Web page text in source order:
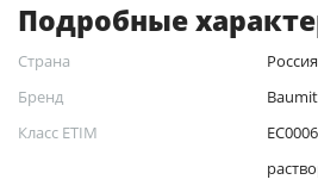
Подробные
Страна
Россия
Бренд
Baumit
Класс ETIM